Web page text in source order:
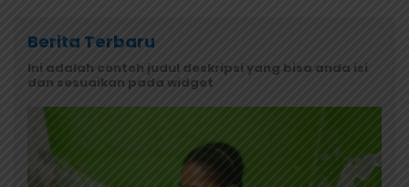
Berita Terbaru
Ini adalah contoh judul deskripsi yang bisa anda isi
dan sesuaikan pada widget